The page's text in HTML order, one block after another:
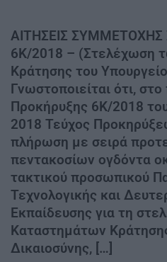
ΑΙΤΗΣΕΙΣ
6Κ/2018 – (Στελέχωση
Κράτησης του
Γνωστοποιείται ότι, στο
Προκήρυξης 6Κ/2018
2018 Τεύχος
πλήρωση με σειρά
πεντακοσίων ογδόντα
τακτικού προσωπικού
Τεχνολογικής και
Εκπαίδευσης για τη
Καταστημάτων
Δικαιοσύνης, […]